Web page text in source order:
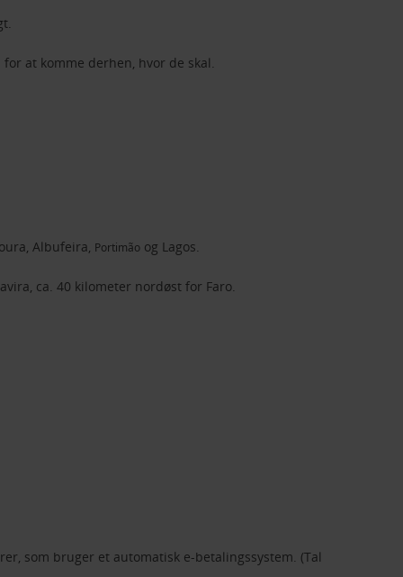
at komme derhen, hvor de skal.
Albufeira, Portimão og Lagos.
ca. 40 kilometer nordøst for Faro.
som bruger et automatisk e-betalingssystem. (Tal